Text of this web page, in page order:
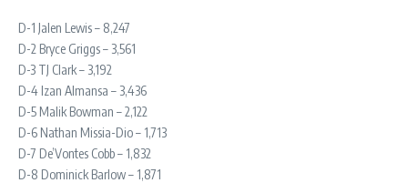
D-1 Jalen Lewis – 8,247
D-2 Bryce Griggs – 3,561
D-3 TJ Clark – 3,192
D-4 Izan Almansa – 3,436
D-5 Malik Bowman – 2,122
D-6 Nathan Missia-Dio – 1,713
D-7 De’Vontes Cobb – 1,832
D-8 Dominick Barlow – 1,871